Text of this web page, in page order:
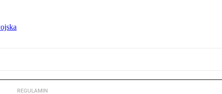
REGULAMIN